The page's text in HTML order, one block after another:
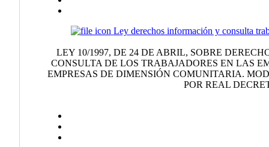
Ley derechos información y consulta
LEY 10/1997, DE 24 DE ABRIL, SOBRE
CONSULTA DE LOS TRABAJADORES EN LAS
EMPRESAS DE DIMENSIÓN COMUNITARIA.
POR REAL